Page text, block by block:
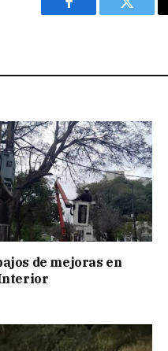
Facebook Twitter
de mejoras en